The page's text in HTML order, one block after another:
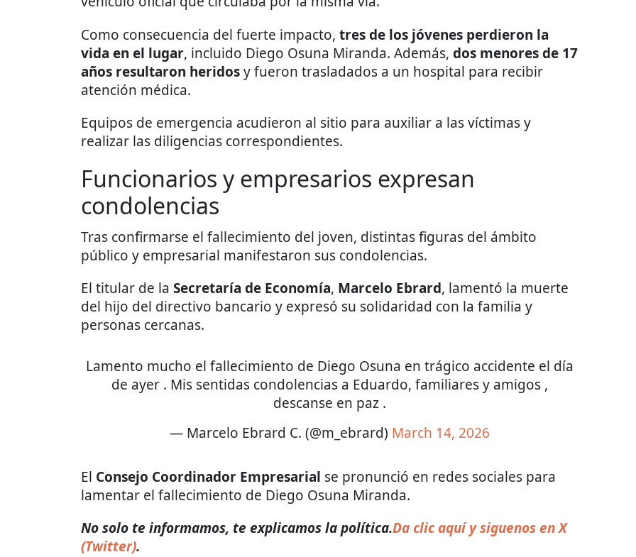
Como consecuencia del fuerte impacto, tres de los jóvenes perdieron la
vida en el lugar, incluido Diego Osuna Miranda. Además, dos menores de 17
años resultaron heridosy fueron trasladados a un hospital para recibir
atención médica.
Equipos de emergencia acudieron al sitio para auxiliar a las víctimas y
realizar las diligencias correspondientes.
Funcionarios y empresarios expresan
condolencias
Tras confirmarse el fallecimiento del joven, distintas figuras del ámbito
público y empresarial manifestaron sus condolencias.
El titular de la Secretaría de Economía, Marcelo Ebrard, lamentó la muerte
del hijo del directivo bancario y expresó su solidaridad con la familia y
personas cercanas.
Lamento mucho el fallecimiento de Diego Osuna en trágico accidente el día
de ayer . Mis sentidas condolencias a Eduardo, familiares y amigos ,
descanse en paz .
— Marcelo Ebrard C. (@m_ebrard) March 14, 2026
El Consejo Coordinador Empresarial se pronunció en redes sociales para
lamentar el fallecimiento de Diego Osuna Miranda.
​​No solo te informamos, te explicamos la política.Da clic aquí y siguenos en X
(Twitter).